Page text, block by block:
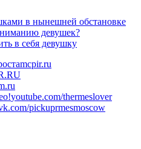
в нынешней обстановке
девушек?
в себя девушку
mcpir.ru
youtube.com/thermeslover
pickuprmesmoscow